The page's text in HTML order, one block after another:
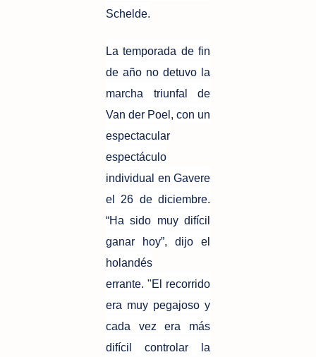
Schelde.
La temporada de fin
de año no detuvo la
marcha triunfal de
Van der Poel, con un
espectacular
espectáculo
individual en Gavere
el 26 de diciembre.
“Ha sido muy difícil
ganar hoy”, dijo el
holandés
errante. "El recorrido
era muy pegajoso y
cada vez era más
difícil controlar la